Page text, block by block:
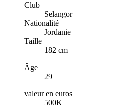
Club
Selangor
Nationalité
Jordanie
Taille
182 cm
Âge
29
valeur en euros
500K